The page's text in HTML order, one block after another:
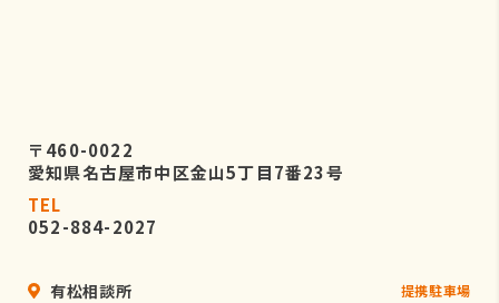
〒460-0022
愛知県名古屋市中区金山5丁目7番23号
TEL
052-884-2027
有松相談所 提携駐車場